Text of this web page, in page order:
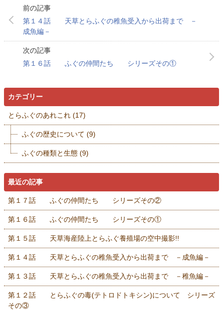
第１４話 天草とらふぐの稚魚受入から出荷まで －
成魚編－
第１６話 ふぐの仲間たち シリーズその①
カテゴリー
とらふぐのあれこれ (17)
ふぐの歴史について (9)
ふぐの種類と生態 (9)
最近の記事
第１７話 ふぐの仲間たち シリーズその②
第１６話 ふぐの仲間たち シリーズその①
第１５話 天草海産陸上とらふぐ養殖場の空中撮影!!
第１４話 天草とらふぐの稚魚受入から出荷まで －成魚編－
第１３話 天草とらふぐの稚魚受入から出荷まで －稚魚編－
第１２話 とらふぐの毒(テトロドトキシン)について シリーズ
その③